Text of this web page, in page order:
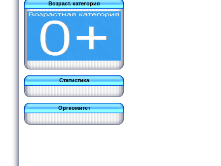
Возраст. категория
Статистика
Оргкомитет